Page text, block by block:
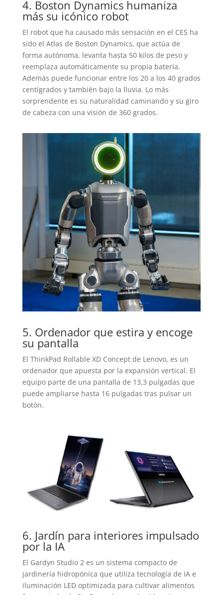
4. Boston Dynamics humaniza
más su icónico robot
El robot que ha causado más sensación en el CES ha
sido el Atlas de Boston Dynamics, que actúa de
forma autónoma, levanta hasta 50 kilos de peso y
reemplaza automáticamente su propia batería.
Además puede funcionar entre los 20 a los 40 grados
centígrados y también bajo la lluvia. Lo más
sorprendente es su naturalidad caminando y su giro
de cabeza con una visión de 360 grados.
5. Ordenador que estira y encoge
su pantalla
El ThinkPad Rollable XD Concept de Lenovo, es un
ordenador que apuesta por la expansión vertical. El
equipo parte de una pantalla de 13,3 pulgadas que
puede ampliarse hasta 16 pulgadas tras pulsar un
botón.
6. Jardín para interiores impulsado
por la IA
El Gardyn Studio 2 es un sistema compacto de
jardinería hidropónica que utiliza tecnología de IA e
iluminación LED optimizada para cultivar alimentos